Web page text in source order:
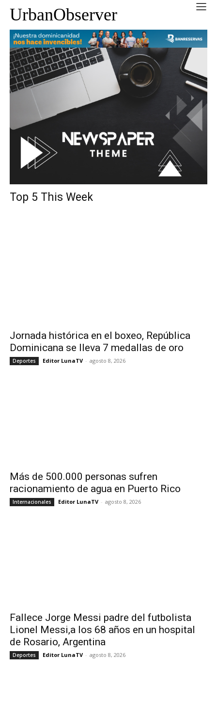
UrbanObserver
Top 5 This Week
Jornada histórica en el boxeo, República
Dominicana se lleva 7 medallas de oro
Deportes Editor LunaTV - agosto 8, 2026
Más de 500.000 personas sufren
racionamiento de agua en Puerto Rico
Internacionales Editor LunaTV - agosto 8, 2026
Fallece Jorge Messi padre del futbolista
Lionel Messi,a los 68 años en un hospital
de Rosario, Argentina
Deportes Editor LunaTV - agosto 8, 2026